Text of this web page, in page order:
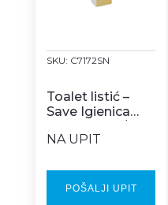
SKU: C7172SN
Toalet listić –
Save Igienica
NA UPIT
POŠALJI UPIT